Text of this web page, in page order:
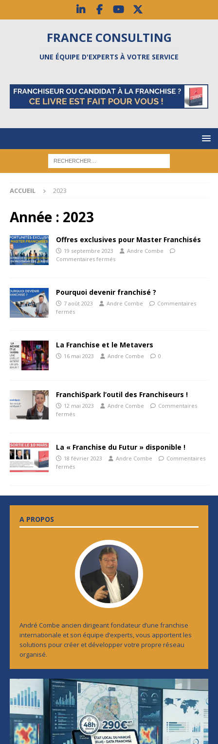
FRANCE CONSULTING
UNE ÉQUIPE D'EXPERTS À VOTRE SERVICE
ACCUEIL 2023
Année : 2023
Offres exclusives pour Master Franchisés
19 septembre 2023
Andre Combe
Commentaires fermés
Pourquoi devenir franchisé ?
7 août 2023 Andre Combe
Commentaires
fermés
La Franchise et le Metavers
16 mai 2023 Andre Combe 0
FranchiSpark l’outil des Franchiseurs !
12 mai 2023 Andre Combe
Commentaires
fermés
La « Franchise du Futur » disponible !
18 février 2023 Andre Combe
Commentaires
fermés
A PROPOS
André Combe ancien dirigeant fondateur d’une franchise
internationale et son équipe d’experts, vous apportent les
solutions pour créer et développer votre propre réseau
organisé.